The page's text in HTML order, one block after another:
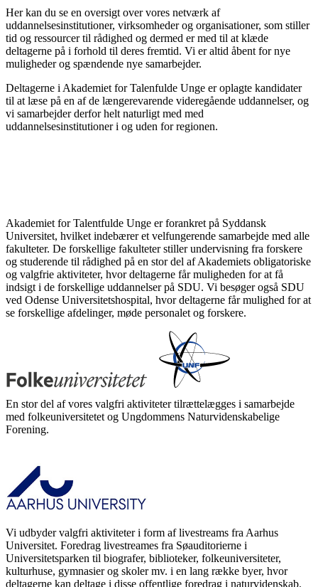
Her kan du se en oversigt over vores netværk af
uddannelsesinstitutioner, virksomheder og organisationer, som stiller
tid og ressourcer til rådighed og dermed er med til at klæde
deltagerne på i forhold til deres fremtid. Vi er altid åbent for nye
muligheder og spændende nye samarbejder.
Deltagerne i Akademiet for Talenfulde Unge er oplagte kandidater
til at læse på en af de længerevarende videregående uddannelser, og
vi samarbejder derfor helt naturligt med med
uddannelsesinstitutioner i og uden for regionen.
Akademiet for Talentfulde Unge er forankret på Syddansk
Universitet, hvilket indebærer et velfungerende samarbejde med alle
fakulteter. De forskellige fakulteter stiller undervisning fra forskere
og studerende til rådighed på en stor del af Akademiets obligatoriske
og valgfrie aktiviteter, hvor deltagerne får muligheden for at få
indsigt i de forskellige uddannelser på SDU. Vi besøger også SDU
ved Odense Universitetshospital, hvor deltagerne får mulighed for at
se forskellige afdelinger, møde personalet og forskere.
En stor del af vores valgfri aktiviteter tilrættelægges i samarbejde
med folkeuniversitetet og Ungdommens Naturvidenskabelige
Forening.
Vi udbyder valgfri aktiviteter i form af livestreams fra Aarhus
Universitet. Foredrag livestreames fra Søauditorierne i
Universitetsparken til biografer, biblioteker, folkeuniversiteter,
kulturhuse, gymnasier og skoler mv. i en lang række byer, hvor
deltagerne kan deltage i disse offentlige foredrag i naturvidenskab.